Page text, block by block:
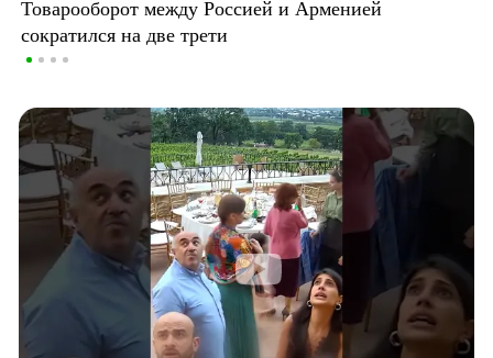
Товарооборот между Россией и Арменией
сократился на две трети